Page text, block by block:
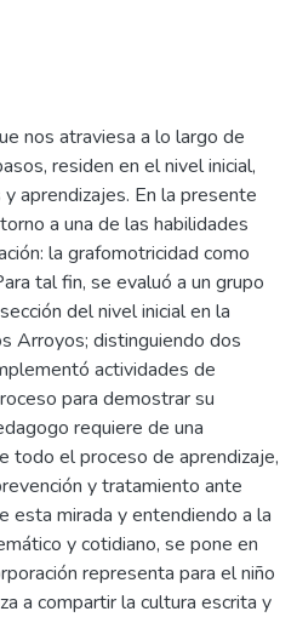
nos atraviesa a lo largo de
residen en el nivel inicial,
aprendizajes. En la presente
a una de las habilidades
la grafomotricidad como
tal fin, se evaluó a un grupo
del nivel inicial en la
Arroyos; distinguiendo dos
actividades de
para demostrar su
requiere de una
todo el proceso de aprendizaje,
y tratamiento ante
esta mirada y entendiendo a la
y cotidiano, se pone en
representa para el niño
a compartir la cultura escrita y